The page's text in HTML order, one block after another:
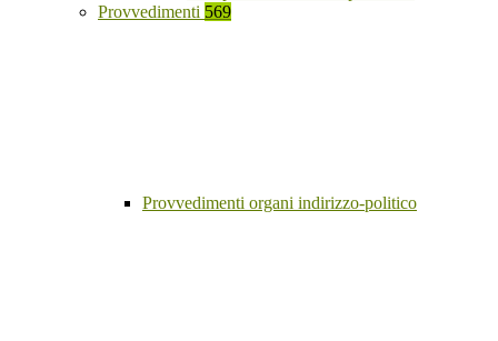
Provvedimenti 569
Provvedimenti organi indirizzo-politico